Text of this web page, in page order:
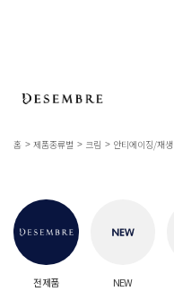
홈 제품종류별 크림 안티에이징/재생
전 제품 NEW